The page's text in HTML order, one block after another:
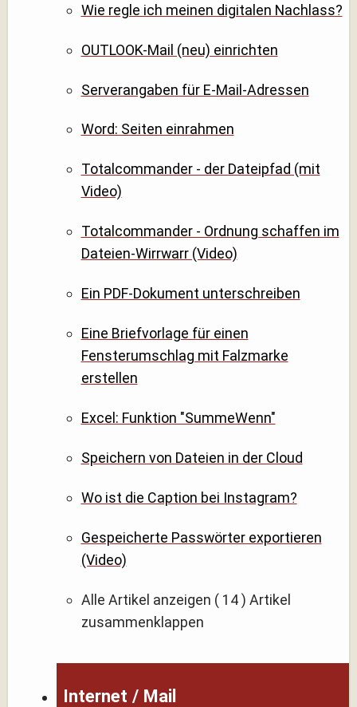
Wie regle ich meinen digitalen Nachlass?
OUTLOOK-Mail (neu) einrichten
Serverangaben für E-Mail-Adressen
Word: Seiten einrahmen
Totalcommander - der Dateipfad (mit
Video)
Totalcommander - Ordnung schaffen im
Dateien-Wirrwarr (Video)
Ein PDF-Dokument unterschreiben
Eine Briefvorlage für einen
Fensterumschlag mit Falzmarke
erstellen
Excel: Funktion "SummeWenn"
Speichern von Dateien in der Cloud
Wo ist die Caption bei Instagram?
Gespeicherte Passwörter exportieren
(Video)
Alle Artikel anzeigen ( 14 ) Artikel
zusammenklappen
Internet / Mail